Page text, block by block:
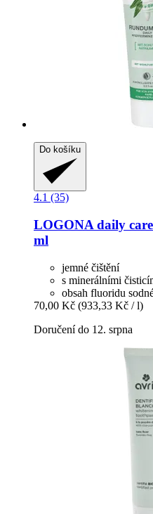
Do košíku
4.1 (35)
LOGONAdaily
ml
jemné čištění
s minerálními
obsah fluoridu
70,00 Kč (933,33 Kč / l)
Doručení do 12. srpna